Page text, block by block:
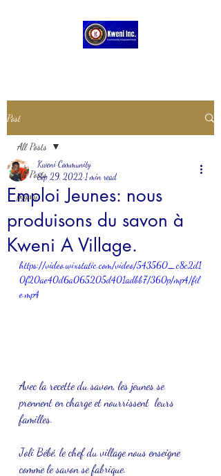
Post
All Posts
pygmy
All Posts
Emploi Jeunes: nous
produisons du savon à
Kweni A Village.
Kweni Community
Sep 29, 2022 1 min read
https://video.wixstatic.com/video/543560_c8c2d1
0f20ae40d6a065205d401adbb7/360p/mp4/fil
e.mp4
Avec la recette du savon, les jeunes se
prennent en charge et nourrissent  leurs
familles.
Joli Bébé, le chef du village nous enseigne
comme le savon se fabrique.